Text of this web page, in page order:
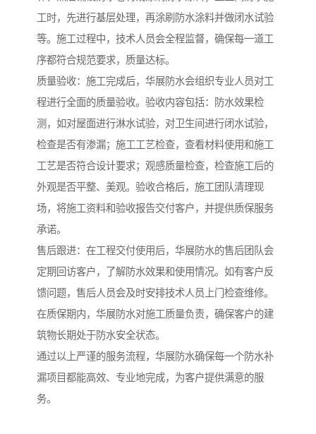
工时，先进行基层处理，再涂刷防水涂料并做闭水试验
等。施工过程中，技术人员会全程监督，确保每一道工
序都符合规范要求，质量达标。
质量验收：施工完成后，华展防水会组织专业人员对工
程进行全面的质量验收。验收内容包括：防水效果检
测，如对屋面进行淋水试验，对卫生间进行闭水试验，
检查是否有渗漏；施工工艺检查，查看材料使用和施工
工艺是否符合设计要求；观感质量检查，检查施工后的
外观是否平整、美观。验收合格后，施工团队清理现
场，将施工资料和验收报告交付客户，并提供质保服务
承诺。
售后跟进：在工程交付使用后，华展防水的售后团队会
定期回访客户，了解防水效果和使用情况。如有客户反
馈问题，售后人员会及时安排技术人员上门检查维修。
在质保期内，华展防水对施工质量负责，确保客户的建
筑物长期处于防水安全状态。
通过以上严谨的服务流程，华展防水确保每一个防水补
漏项目都能高效、专业地完成，为客户提供满意的服
务。